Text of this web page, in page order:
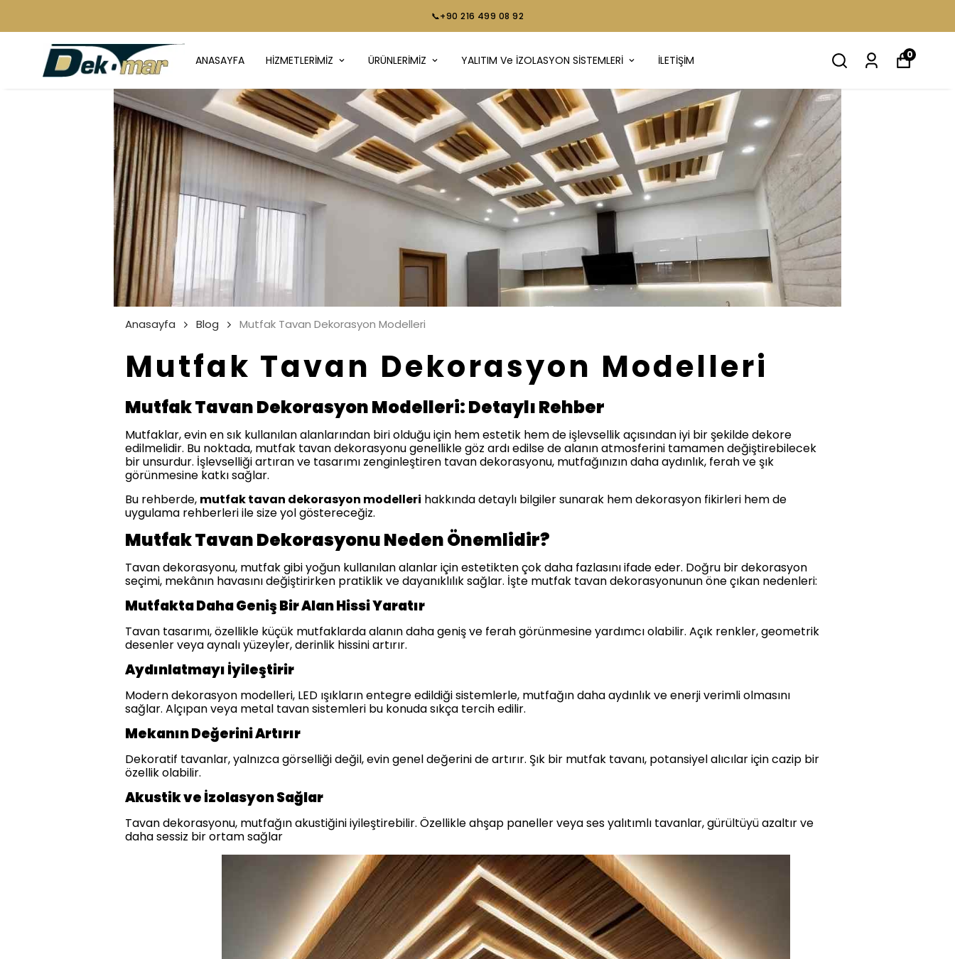
📞+90 216 499 08 92
ANASAYFA HİZMETLERİMİZ ÜRÜNLERİMİZ YALITIM Ve İZOLASYON SİSTEMLERİ İLETİŞİM 0
Anasayfa Blog Mutfak Tavan Dekorasyon Modelleri
Mutfak Tavan Dekorasyon Modelleri
Mutfak Tavan Dekorasyon Modelleri: Detaylı Rehber
Mutfaklar, evin en sık kullanılan alanlarından biri olduğu için hem estetik hem de işlevsellik açısından iyi bir şekilde dekore
edilmelidir. Bu noktada, mutfak tavan dekorasyonu genellikle göz ardı edilse de alanın atmosferini tamamen değiştirebilecek
bir unsurdur. İşlevselliği artıran ve tasarımı zenginleştiren tavan dekorasyonu, mutfağınızın daha aydınlık, ferah ve şık
görünmesine katkı sağlar.
Bu rehberde, mutfak tavan dekorasyon modelleri hakkında detaylı bilgiler sunarak hem dekorasyon fikirleri hem de
uygulama rehberleri ile size yol göstereceğiz.
Mutfak Tavan Dekorasyonu Neden Önemlidir?
Tavan dekorasyonu, mutfak gibi yoğun kullanılan alanlar için estetikten çok daha fazlasını ifade eder. Doğru bir dekorasyon
seçimi, mekânın havasını değiştirirken pratiklik ve dayanıklılık sağlar. İşte mutfak tavan dekorasyonunun öne çıkan nedenleri:
Mutfakta Daha Geniş Bir Alan Hissi Yaratır
Tavan tasarımı, özellikle küçük mutfaklarda alanın daha geniş ve ferah görünmesine yardımcı olabilir. Açık renkler, geometrik
desenler veya aynalı yüzeyler, derinlik hissini artırır.
Aydınlatmayı İyileştirir
Modern dekorasyon modelleri, LED ışıkların entegre edildiği sistemlerle, mutfağın daha aydınlık ve enerji verimli olmasını
sağlar. Alçıpan veya metal tavan sistemleri bu konuda sıkça tercih edilir.
Mekanın Değerini Artırır
Dekoratif tavanlar, yalnızca görselliği değil, evin genel değerini de artırır. Şık bir mutfak tavanı, potansiyel alıcılar için cazip bir
özellik olabilir.
Akustik ve İzolasyon Sağlar
Tavan dekorasyonu, mutfağın akustiğini iyileştirebilir. Özellikle ahşap paneller veya ses yalıtımlı tavanlar, gürültüyü azaltır ve
daha sessiz bir ortam sağlar